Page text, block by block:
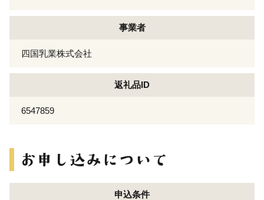
事業者
四国乳業株式会社
返礼品ID
6547859
申込条件